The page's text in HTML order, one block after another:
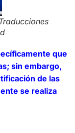
que
sin embargo,
de las
se realiza